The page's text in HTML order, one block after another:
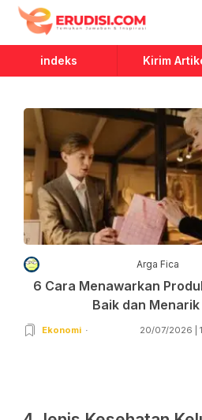
Erudisi
Temukan Jawaban dan Inspirasi
indeks Kirim
Arga Fica
6 Cara Menawarkan
Baik dan Menarik
Ekonomi 20/07/2026 |